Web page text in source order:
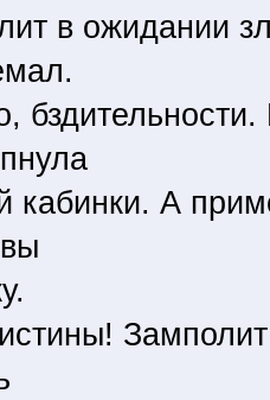
в ожидании
кабинки. А